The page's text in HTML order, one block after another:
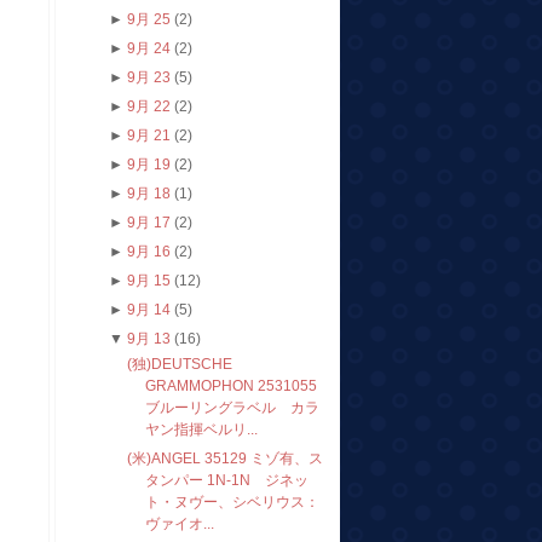
► 9月 25 (2)
► 9月 24 (2)
► 9月 23 (5)
► 9月 22 (2)
► 9月 21 (2)
► 9月 19 (2)
► 9月 18 (1)
► 9月 17 (2)
► 9月 16 (2)
► 9月 15 (12)
► 9月 14 (5)
▼ 9月 13 (16)
(独)DEUTSCHE
GRAMMOPHON 2531055
ブルーリングラベル カラ
ヤン指揮ベルリ...
(米)ANGEL 35129 ミゾ有、ス
タンパー 1N-1N ジネッ
ト・ヌヴー、シベリウス：
ヴァイオ...